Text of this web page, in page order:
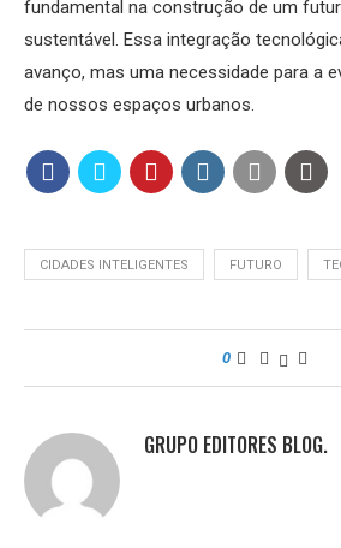
fundamental na construção de um
sustentável. Essa integração
avanço, mas uma necessidade para a
de nossos espaços urbanos.
CIDADES INTELIGENTES FUTURO
0
GRUPO EDITORES BLOG.